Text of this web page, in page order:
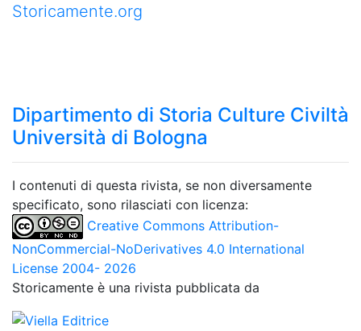
Storicamente.org
Dipartimento di Storia Culture Civiltà
Università di Bologna
I contenuti di questa rivista, se non diversamente
specificato, sono rilasciati con licenza:
Creative Commons Attribution-
NonCommercial-NoDerivatives 4.0 International
License 2004- 2026
Storicamente è una rivista pubblicata da